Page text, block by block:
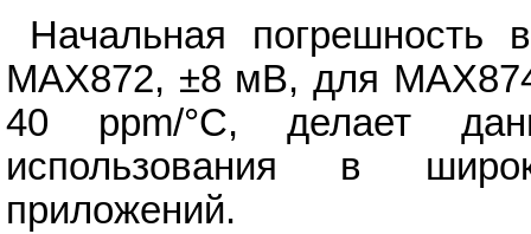
Начальная
MAX872, ±8 мВ, для
40 ppm/°С, делает
использования в
приложений.